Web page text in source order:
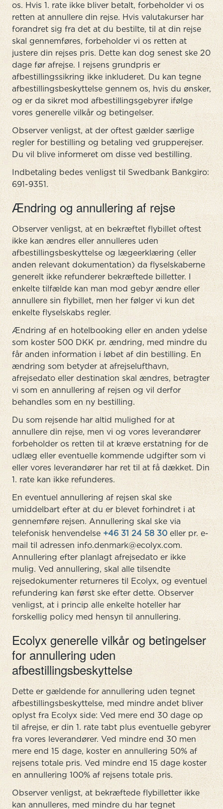
os. Hvis 1. rate ikke bliver betalt, forbeholder vi os
retten at annullere din rejse. Hvis valutakurser har
forandret sig fra det at du bestilte, til at din rejse
skal gennemføres, forbeholder vi os retten at
justere din rejses pris. Dette kan dog senest ske 20
dage før afrejse. I rejsens grundpris er
afbestillingssikring ikke inkluderet. Du kan tegne
afbestillingsbeskyttelse gennem os, hvis du ønsker,
og er da sikret mod afbestillingsgebyrer ifølge
vores generelle vilkår og betingelser.
Observer venligst, at der oftest gælder særlige
regler for bestilling og betaling ved grupperejser.
Du vil blive informeret om disse ved bestilling.
Indbetaling bedes venligst til Swedbank Bankgiro:
691-9351.
Ændring og annullering af rejse
Observer venligst, at en bekræftet flybillet oftest
ikke kan ændres eller annulleres uden
afbestillingsbeskyttelse og lægeerklæring (eller
anden relevant dokumentation) da flyselskaberne
generelt ikke refunderer bekræftede billetter. I
enkelte tilfælde kan man mod gebyr ændre eller
annullere sin flybillet, men her følger vi kun det
enkelte flyselskabs regler.
Ændring af en hotelbooking eller en anden ydelse
som koster 500 DKK pr. ændring, med mindre du
får anden information i løbet af din bestilling. En
ændring som betyder at afrejselufthavn,
afrejsedato eller destination skal ændres, betragter
vi som en annullering af rejsen og vil derfor
behandles som en ny bestilling.
Du som rejsende har altid mulighed for at
annullere din rejse, men vi og vores leverandører
forbeholder os retten til at kræve erstatning for de
udlæg eller eventuelle kommende udgifter som vi
eller vores leverandører har ret til at få dækket. Din
1. rate kan ikke refunderes.
En eventuel annullering af rejsen skal ske
umiddelbart efter at du er blevet forhindret i at
gennemføre rejsen. Annullering skal ske via
telefonisk henvendelse +46 31 24 58 30 eller pr. e-
mail til adressen info.denmark@ecolyx.com.
Annullering efter planlagt afrejsedato er ikke
mulig. Ved annullering, skal alle tilsendte
rejsedokumenter returneres til Ecolyx, og eventuel
refundering kan først ske efter dette. Observer
venligst, at i princip alle enkelte hoteller har
forskellig policy med hensyn til annullering.
Ecolyx generelle vilkår og betingelser
for annullering uden
afbestillingsbeskyttelse
Dette er gældende for annullering uden tegnet
afbestillingsbeskyttelse, med mindre andet bliver
oplyst fra Ecolyx side: Ved mere end 30 dage op
til afrejse, er din 1. rate tabt plus eventuelle gebyrer
fra vores leverandører. Ved mindre end 30 men
mere end 15 dage, koster en annullering 50% af
rejsens totale pris. Ved mindre end 15 dage koster
en annullering 100% af rejsens totale pris.
Observer venligst, at bekræftede flybilletter ikke
kan annulleres, med mindre du har tegnet